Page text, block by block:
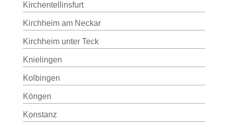
Kirchentellinsfurt
Kirchheim am Neckar
Kirchheim unter Teck
Knielingen
Kolbingen
Köngen
Konstanz